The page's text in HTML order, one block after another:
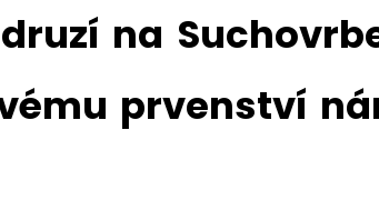
na
prvenství